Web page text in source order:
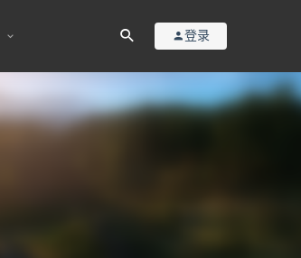
登录